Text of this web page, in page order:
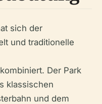
sich der
und traditionelle
Der Park
klassischen
und dem